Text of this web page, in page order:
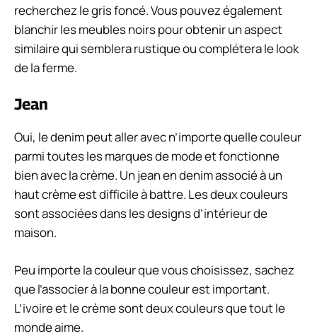
recherchez le gris foncé. Vous pouvez également
blanchir les meubles noirs pour obtenir un aspect
similaire qui semblera rustique ou complétera le look
de la ferme.
Jean
Oui, le denim peut aller avec n’importe quelle couleur
parmi toutes les marques de mode et fonctionne
bien avec la crème. Un jean en denim associé à un
haut crème est difficile à battre. Les deux couleurs
sont associées dans les designs d’intérieur de
maison.
Peu importe la couleur que vous choisissez, sachez
que l’associer à la bonne couleur est important.
L’ivoire et le crème sont deux couleurs que tout le
monde aime.